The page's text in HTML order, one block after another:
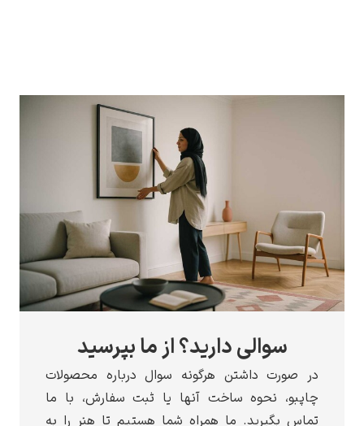
سوالی دارید؟ از ما بپرسید
صورت داشتن هرگونه سوال درباره محصولات
نحوه ساخت آنها یا ثبت سفارش، با ما
بگیرید. ما همراه شما هستیم تا هنر را به